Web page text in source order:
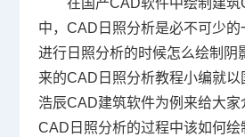
在 国产CAD软件中绘制建筑
中， CAD 日照分析是必不可少
进行日照分析的时候怎么绘制阴
来的CAD日照分析教程小编就以
浩辰CAD建筑软件为例来给大家
CAD日照分析的过程中该如何绘